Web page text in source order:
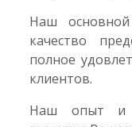
Наш
качество
полное
клиентов.
Наш опыт и